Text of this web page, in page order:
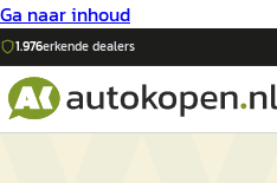
Ga naar inhoud
1.976erkende dealers